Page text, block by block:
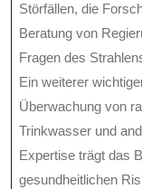
Störfällen, die
Beratung von
Fragen des
Ein weiterer
Überwachung von
Trinkwasser und
Expertise trägt das
gesundheitlichen